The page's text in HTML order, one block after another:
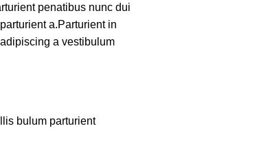
penatibus nunc dui
a.Parturient in
a vestibulum
bulum parturient